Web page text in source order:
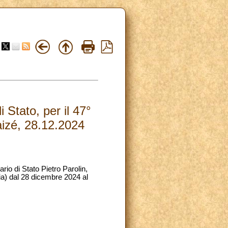
Stato, per il 47°
28.12.2024
di Stato Pietro Parolin,
dal 28 dicembre 2024 al